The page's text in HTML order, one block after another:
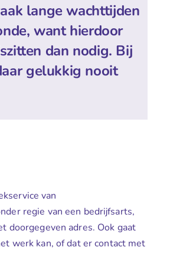
lange wachttijden
want hierdoor
dan nodig. Bij
gelukkig nooit
van
regie van een bedrijfsarts,
doorgegeven adres. Ook gaat
werk kan, of dat er contact met